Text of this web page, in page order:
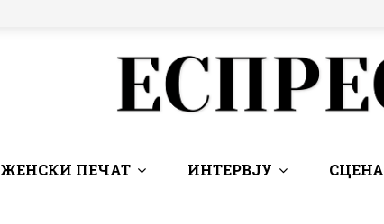
ЖЕНСКИ ПЕЧАТ ИНТЕРВЈУ СЦЕНА